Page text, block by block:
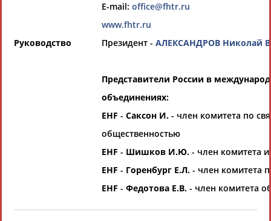
Вид спорта
Если вы решили разместить информацию о
хорошо известной вам спортивной
организации или обнаружили какую-либо
ошибку в уже опубликованных данных и
E-mail: office@fhtr.ru
www.fhtr.ru
Руководство
Президент - АЛЕКСАНДРОВ Николай
Представители России в
объединениях:
EHF - Саксон И. - член комитета по
общественностью
EHF - Шишков И.Ю. - член комитета
EHF - Горенбург Е.Л. - член комитета
EHF - Федотова Е.В. - член комитета